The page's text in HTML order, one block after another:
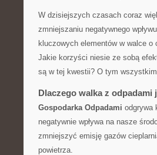
W⁢ dzisiejszych czasach coraz
zmniejszaniu negatywnego
kluczowych elementów w walce
Jakie korzyści niesie ze sobą
są w tej kwestii? O tym
Dlaczego walka z
Gospodarka Odpadami odgrywa
negatywnie wpływa na nasze
zmniejszyć emisję gazów
powietrza.